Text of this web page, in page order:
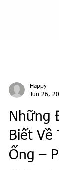
Happy
Jun 26,
Những
Biết Về